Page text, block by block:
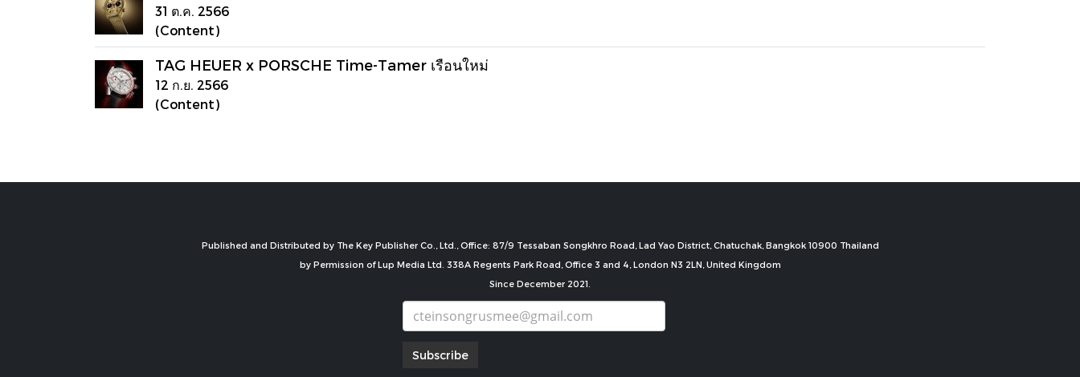
31 ต.ค. 2566
(Content)
TAG HEUER x PORSCHE Time-Tamer เรือนใหม่
12 ก.ย. 2566
(Content)
Published and Distributed by The Key Publisher Co., Ltd., Office: 87/9 Tessaban Songkhro Road, Lad Yao District, Chatuchak, Bangkok 10900 Thailand
by Permission of Lup Media Ltd. 338A Regents Park Road, Office 3 and 4, London N3 2LN, United Kingdom
Since December 2021.
Subscribe